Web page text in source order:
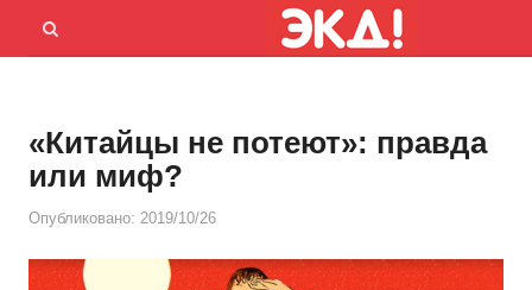
Menu
Открыть
«Китайцы не потеют»: правда
или миф?
Опубликовано: 2019/10/26